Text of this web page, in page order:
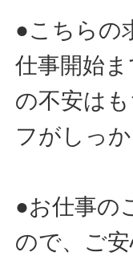
●こちらの
仕事開始
の不安は
フがしっ
●お仕事の
ので、ご安